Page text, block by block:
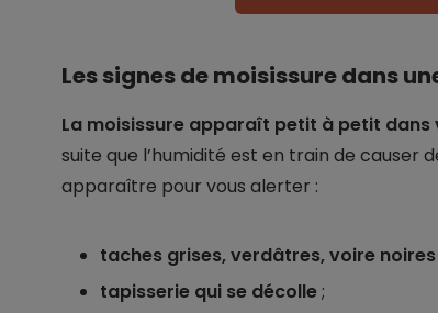
Les signes de moisissure dans
La moisissure apparaît petit à petit
suite que l’humidité est en train de causer
apparaître pour vous alerter :
taches grises, verdâtres, voire
tapisserie qui se décolle;